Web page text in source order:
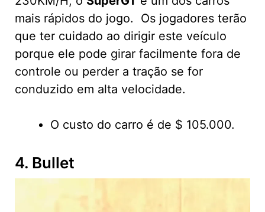
mais rápidos do jogo. Os jogadores terão
que ter cuidado ao dirigir este veículo
porque ele pode girar facilmente fora de
controle ou perder a tração se for
conduzido em alta velocidade.
O custo do carro é de $ 105.000.
4. Bullet